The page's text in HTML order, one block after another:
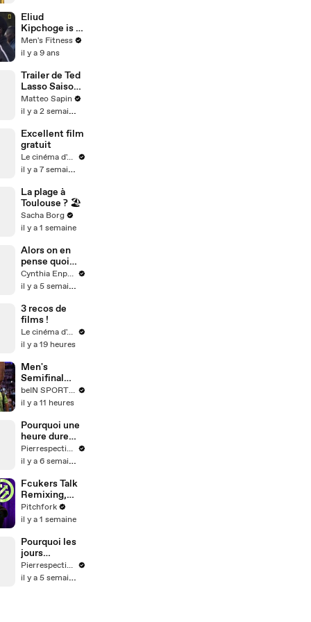
Eliud
Kipchoge is a
perfect
marathoner.
Breaking2
scientists
made him
faster.
Men's Fitness
il y a 9 ans
Trailer de Ted
Lasso Saison
4
Matteo Sapin
il y a 2 semaines
Excellent film
gratuit
Le cinéma d'Amaury
il y a 7 semaines
La plage à
Toulouse ? 🏖️
Sacha Borg
il y a 1 semaine
Alors on en
pense quoi
des robes sur
les garçons ?
@studio_paill
ette prêt*
Cynthia Enparle
il y a 5 semaines
3 recos de
films !
Le cinéma d'Amaury
il y a 19 heures
Men's
Semifinal
London |
Premier Padel
08/08/2026 |
beIN SPORTS
USA
beIN SPORTS USA
il y a 11 heures
Pourquoi une
heure dure
60min ?
Pierrespectives
il y a 6 semaines
Fcukers Talk
Remixing,
Marathons,
and New
Underground
Scene
Pitchfork
il y a 1 semaine
Pourquoi les
jours
s'appellent
ainsi ?
Pierrespectives
il y a 5 semaines